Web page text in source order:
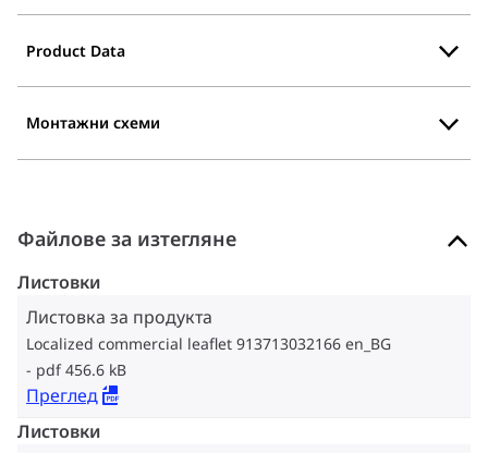
Product Data
Монтажни схеми
Файлове за изтегляне
Листовки
Листовка за продукта
Localized commercial leaflet 913713032166 en_BG
pdf 456.6 kB
Преглед
Листовки